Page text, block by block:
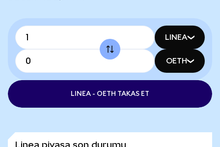
LINEA
OETH
LINEA - OETH TAKAS ET
Linea piyasa son durumu